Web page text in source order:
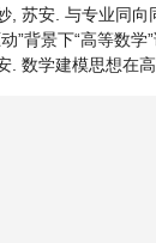
, 苏安. 与专业同向
”背景下“高等数
. 数学建模思想在